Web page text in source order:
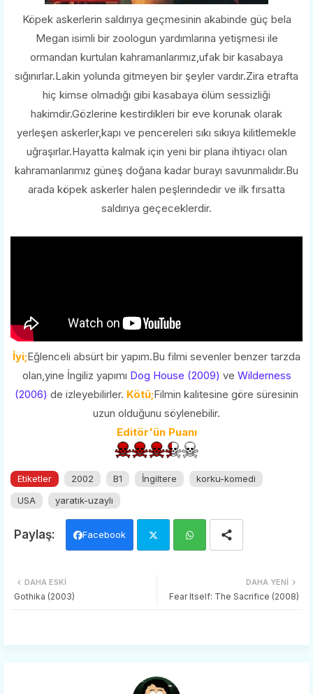
Köpek askerlerin saldırıya geçmesinin akabinde güç bela
Megan isimli bir zoologun yardımlarına yetişmesi ile
ormandan kurtulan kahramanlarımız,ufak bir kasabaya
sığınırlar.Lakin yolunda gitmeyen bir şeyler vardır.Zira etrafta
hiç kimse olmadığı gibi kasabaya ölüm sessizliği
hakimdir.Gözlerine kestirdikleri bir eve korunak olarak
yerleşen askerler,kapı ve pencereleri sıkı sıkıya kilitlemekle
uğraşırlar.Hayatta kalmak için yeni bir plana ihtiyacı olan
kahramanlarımız güneş doğana kadar burayı savunmalıdır.Bu
arada köpek askerler halen peşlerindedir ve ilk fırsatta
saldırıya geçeceklerdir.
İyi;Eğlenceli absürt bir yapım.Bu filmi sevenler benzer tarzda
olan,yine İngiliz yapımı Dog House (2009) ve Wilderness
(2006) de izleyebilirler. Kötü;Filmin kalitesine göre süresinin
uzun olduğunu söylenebilir.
Editör'ün Puanı
Etiketler 2002 B1 İngiltere
korku-komedi
USA
yaratık-uzaylı
Facebook
ats
DAHA YENI
Fear Itself: The Sacrifice (2008)
DAHA ESKI
Gothika (2003)